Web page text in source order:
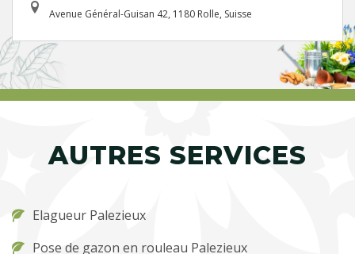
Avenue Général-Guisan 42, 1180 Rolle, Suisse
AUTRES SERVICES
Elagueur Palezieux
Pose de gazon en rouleau Palezieux